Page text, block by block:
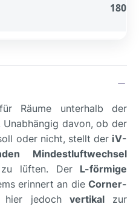
180
Räume unterhalb der
davon, ob der
oder nicht, stellt der iV-
Mindestluftwechsel
lüften. Der L-förmige
erinnert an die Corner-
hier jedochvertikal zur